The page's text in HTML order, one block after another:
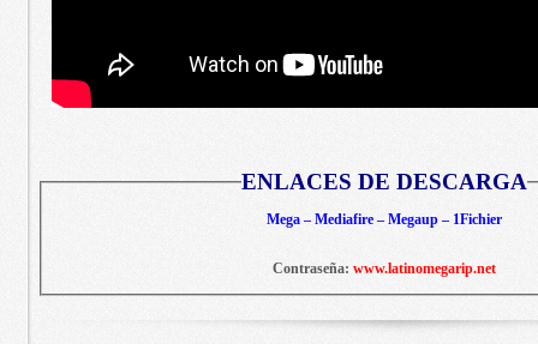
ENLACES DE DESCARGA
Mega – Mediafire – Megaup – 1Fichier
Contraseña: www.latinomegarip.net